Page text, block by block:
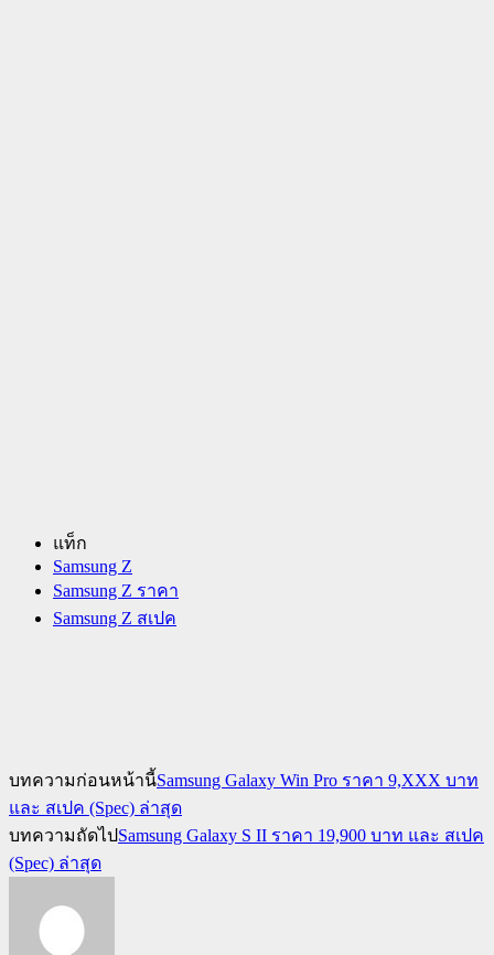
แท็ก
Samsung Z
Samsung Z ราคา
Samsung Z สเปค
บทความก่อนหน้านี้Samsung Galaxy Win Pro ราคา 9,XXX บาท
และ สเปค (Spec) ล่าสุด
บทความถัดไปSamsung Galaxy S II ราคา 19,900 บาท และ สเปค
(Spec) ล่าสุด